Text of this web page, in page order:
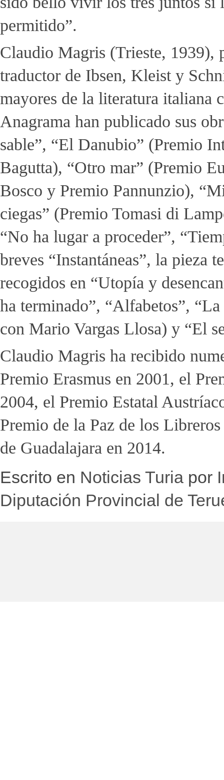
permitido”.
Claudio Magris (Trieste, 1939),
traductor de Ibsen, Kleist y
mayores de la literatura italiana
Anagrama han publicado sus
sable”, “El Danubio” (Premio
Bagutta), “Otro mar” (Premio
Bosco y Premio Pannunzio),
ciegas” (Premio Tomasi di
“No ha lugar a proceder”,
breves “Instantáneas”, la pieza
recogidos en “Utopía y
ha terminado”, “Alfabetos”,
con Mario Vargas Llosa) y “El
Claudio Magris ha recibido
Premio Erasmus en 2001, el
2004, el Premio Estatal
Premio de la Paz de los
de Guadalajara en 2014.
Escrito en Noticias Turia por
Diputación Provincial de